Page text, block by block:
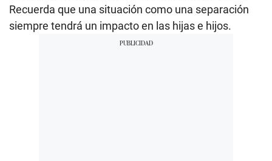
Recuerda que una situación como una separación
siempre tendrá un impacto en las hijas e hijos.